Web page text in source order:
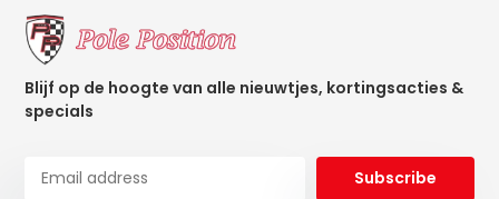
Blijf op de hoogte van alle nieuwtjes, kortingsacties &
specials
Subscribe